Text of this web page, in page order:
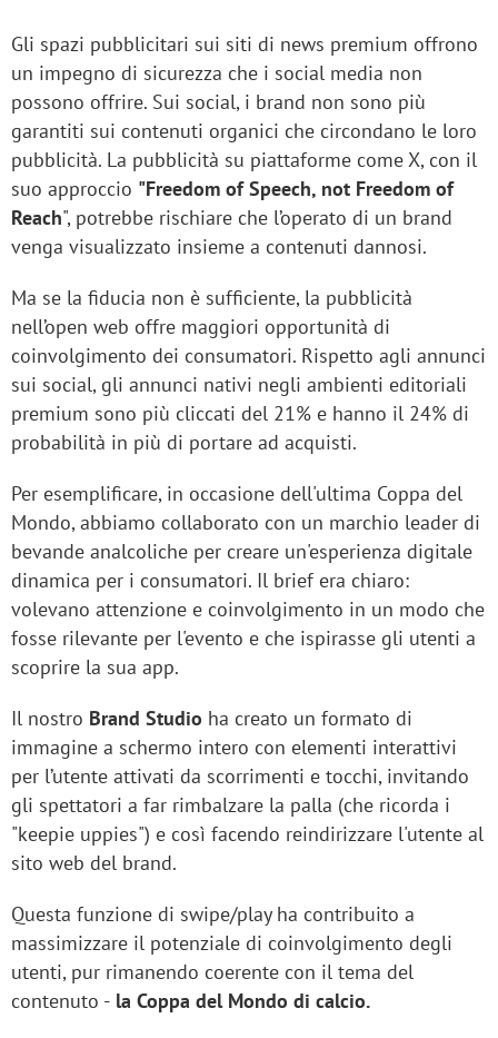
Gli spazi pubblicitari sui siti di news premium offrono
un impegno di sicurezza che i social media non
possono offrire. Sui social, i brand non sono più
garantiti sui contenuti organici che circondano le loro
pubblicità. La pubblicità su piattaforme come X, con il
suo approccio "Freedom of Speech, not Freedom of
Reach", potrebbe rischiare che l’operato di un brand
venga visualizzato insieme a contenuti dannosi.
Ma se la fiducia non è sufficiente, la pubblicità
nell’open web offre maggiori opportunità di
coinvolgimento dei consumatori. Rispetto agli annunci
sui social, gli annunci nativi negli ambienti editoriali
premium sono più cliccati del 21% e hanno il 24% di
probabilità in più di portare ad acquisti.
Per esemplificare, in occasione dell'ultima Coppa del
Mondo, abbiamo collaborato con un marchio leader di
bevande analcoliche per creare un'esperienza digitale
dinamica per i consumatori. Il brief era chiaro:
volevano attenzione e coinvolgimento in un modo che
fosse rilevante per l'evento e che ispirasse gli utenti a
scoprire la sua app.
Il nostro Brand Studio ha creato un formato di
immagine a schermo intero con elementi interattivi
per l’utente attivati da scorrimenti e tocchi, invitando
gli spettatori a far rimbalzare la palla (che ricorda i
"keepie uppies") e così facendo reindirizzare l'utente al
sito web del brand.
Questa funzione di swipe/play ha contribuito a
massimizzare il potenziale di coinvolgimento degli
utenti, pur rimanendo coerente con il tema del
contenuto - la Coppa del Mondo di calcio.